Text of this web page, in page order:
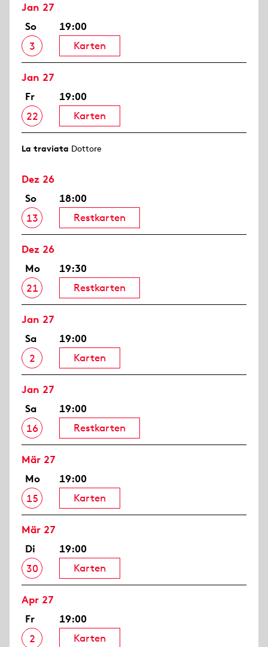
Jan 27
So
3
19:00
Karten
Jan 27
Fr
22
19:00
Karten
La traviata Dottore
Dez 26
So
13
18:00
Restkarten
Dez 26
Mo
21
19:30
Restkarten
Jan 27
Sa
2
19:00
Karten
Jan 27
Sa
16
19:00
Restkarten
Mär 27
Mo
15
19:00
Karten
Mär 27
Di
30
19:00
Karten
Apr 27
Fr
2
19:00
Karten